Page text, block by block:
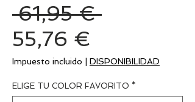
61,95 € Precio
55,76 €
de
oferta
Impuesto incluido DISPONIBILIDAD
ELIGE TU COLOR FAVORITO *